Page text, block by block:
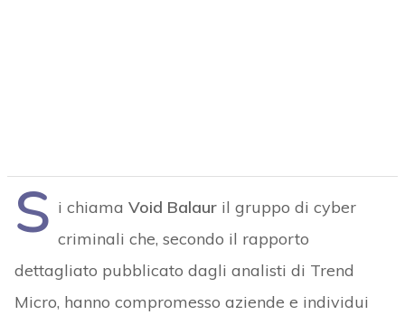
S i chiama Void Balauril gruppo di cyber
criminali che, secondo il rapporto
dettagliato pubblicato dagli analisti di Trend
Micro, hanno compromesso aziende e individui